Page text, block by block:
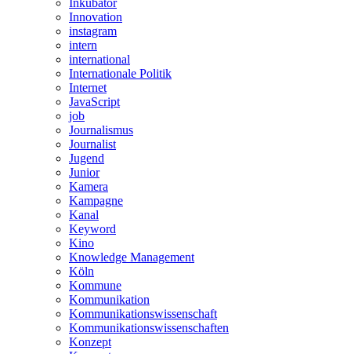
Innovation
instagram
intern
international
Internationale Politik
Internet
JavaScript
job
Journalismus
Journalist
Jugend
Junior
Kamera
Kampagne
Kanal
Keyword
Kino
Knowledge Management
Köln
Kommune
Kommunikation
Kommunikationswissenschaft
Kommunikationswissenschaften
Konzept